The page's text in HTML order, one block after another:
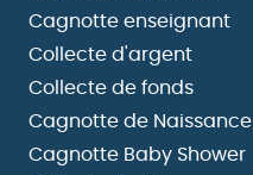
Cagnotte enseignant
Collecte d'argent
Collecte de fonds
Cagnotte de Naissance
Cagnotte Baby Shower